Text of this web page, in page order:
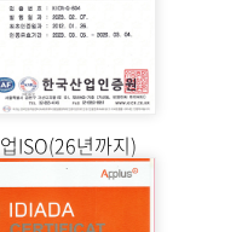
ISO(26년까지)